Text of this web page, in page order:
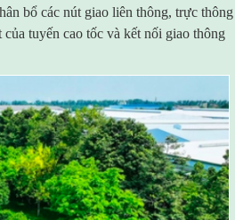
bổ các nút giao liên thông, trực thông
tuyến cao tốc và kết nối giao thông